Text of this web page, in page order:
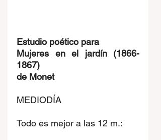
Estudio poético para
Mujeres en el jardín (1866-
1867)
de Monet
MEDIODÍA
Todo es mejor a las 12 m.: